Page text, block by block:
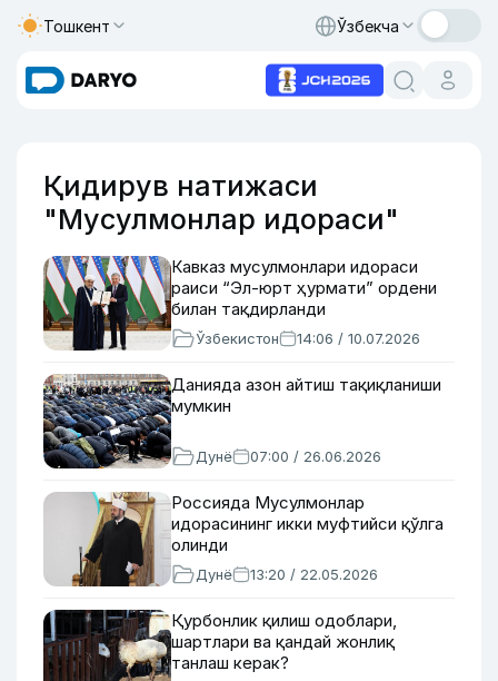
Тошкент Ўзбекча
Қидирув натижаси
"Мусулмонлар идораси"
Кавказ мусулмонлари идораси
раиси “Эл-юрт ҳурмати” ордени
билан тақдирланди
Ўзбекистон 14:06 / 10.07.2026
Данияда азон айтиш тақиқланиши
мумкин
Дунё 07:00 / 26.06.2026
Россияда Мусулмонлар
идорасининг икки муфтийси қўлга
олинди
Дунё 13:20 / 22.05.2026
Қурбонлик қилиш одоблари,
шартлари ва қандай жонлиқ
танлаш керак?